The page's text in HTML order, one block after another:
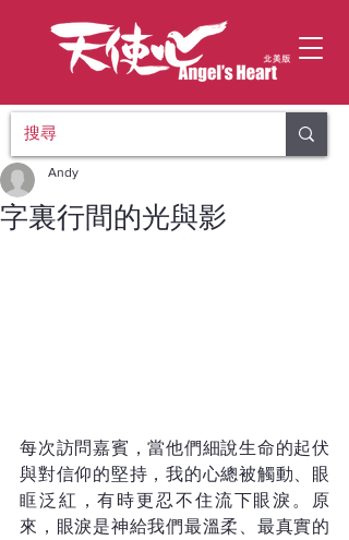
字裏行間的光與影
Andy
每次訪問嘉賓，當他們細說生命的起伏
與對信仰的堅持，我的心總被觸動、眼
眶泛紅，有時更忍不住流下眼淚。原
來，眼淚是神給我們最溫柔、最真實的